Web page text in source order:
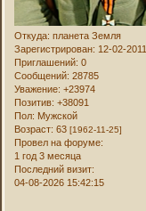
Откуда: планета Земля
Зарегистрирован: 12-02-2011
Приглашений: 0
Сообщений: 28785
Уважение: +23974
Позитив: +38091
Пол: Мужской
Возраст: 63[1962-11-25]
Провел на форуме:
1 год 3 месяца
Последний визит:
04-08-2026 15:42:15